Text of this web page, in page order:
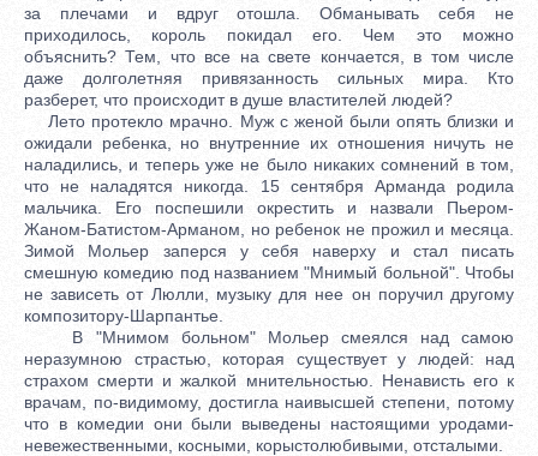
за плечами и вдруг отошла. Обманывать себя не
приходилось, король покидал его. Чем это можно
объяснить? Тем, что все на свете кончается, в том числе
даже долголетняя привязанность сильных мира. Кто
разберет, что происходит в душе властителей людей?
Лето протекло мрачно. Муж с женой были опять близки и
ожидали ребенка, но внутренние их отношения ничуть не
наладились, и теперь уже не было никаких сомнений в том,
что не наладятся никогда. 15 сентября Арманда родила
мальчика. Его поспешили окрестить и назвали Пьером-
Жаном-Батистом-Арманом, но ребенок не прожил и месяца.
Зимой Мольер заперся у себя наверху и стал писать
смешную комедию под названием "Мнимый больной". Чтобы
не зависеть от Люлли, музыку для нее он поручил другому
композитору-Шарпантье.
В "Мнимом больном" Мольер смеялся над самою
неразумною страстью, которая существует у людей: над
страхом смерти и жалкой мнительностью. Ненависть его к
врачам, по-видимому, достигла наивысшей степени, потому
что в комедии они были выведены настоящими уродами-
невежественными, косными, корыстолюбивыми, отсталыми.